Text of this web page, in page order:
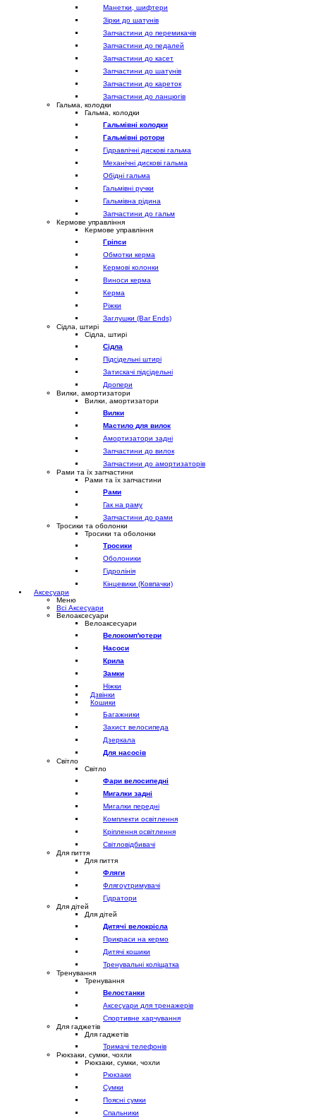
Манетки, шифтери
Зірки до шатунів
Запчастини до перемикачів
Запчастини до педалей
Запчастини до касет
Запчастини до шатунів
Запчастини до кареток
Запчастини до ланцюгів
Гальма, колодки
Гальма, колодки
Гальмівні колодки
Гальмівні ротори
Гідравлічні дискові гальма
Механічні дискові гальма
Обідні гальма
Гальмівні ручки
Гальмівна рідина
Запчастини до гальм
Кермове управління
Кермове управління
Гріпси
Обмотки керма
Кермові колонки
Виноси керма
Керма
Ріжки
Заглушки (Bar Ends)
Сідла, штирі
Сідла, штирі
Сідла
Підсідельні штирі
Затискачі підсідельні
Дропери
Вилки, амортизатори
Вилки, амортизатори
Вилки
Мастило для вилок
Амортизатори задні
Запчастини до вилок
Запчастини до амортизаторів
Рами та їх запчастини
Рами та їх запчастини
Рами
Гак на раму
Запчастини до рами
Тросики та оболонки
Тросики та оболонки
Тросики
Оболоники
Гідролінія
Кінцевики (Ковпачки)
Аксесуари
Меню
Всі Аксесуари
Велоаксесуари
Велоаксесуари
Велокомп'ютери
Насоси
Крила
Замки
Ніжки
Дзвінки
Кошики
Багажники
Захист велосипеда
Дзеркала
Для насосів
Світло
Світло
Фари велосипедні
Мигалки задні
Мигалки передні
Комплекти освітлення
Кріплення освітлення
Світловідбивачі
Для пиття
Для пиття
Фляги
Флягоутримувачі
Гідратори
Для дітей
Для дітей
Дитячі велокрісла
Прикраси на кермо
Дитячі кошики
Тренувальні коліщатка
Тренування
Тренування
Велостанки
Аксесуари для тренажерів
Спортивне харчування
Для гаджетів
Для гаджетів
Тримачі телефонів
Рюкзаки, сумки, чохли
Рюкзаки, сумки, чохли
Рюкзаки
Сумки
Поясні сумки
Спальники